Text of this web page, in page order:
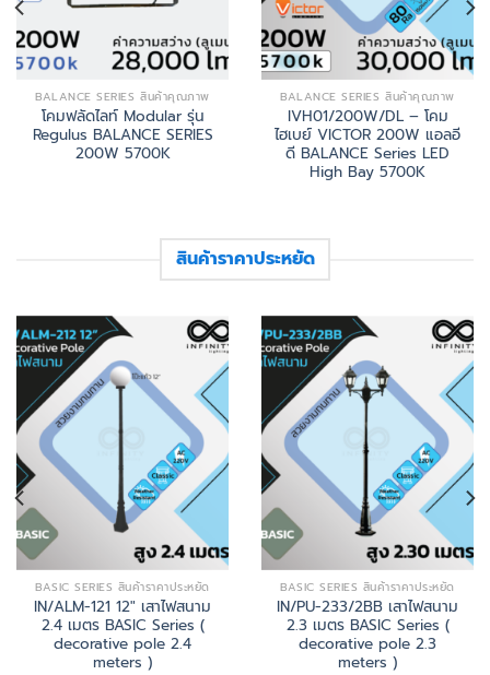
BALANCE SERIES สินค้าคุณภาพ
โคมฟลัดไลท์ Modular รุ่น
Regulus BALANCE SERIES
200W 5700K
BALANCE SERIES สินค้าคุณภาพ
IVH01/200W/DL – โคม
ไฮเบย์ VICTOR 200W แอลอี
ดี BALANCE Series LED
High Bay 5700K
สินค้าราคาประหยัด
BASIC SERIES สินค้าราคาประหยัด
IN/ALM-121 12″ เสาไฟสนาม
2.4 เมตร BASIC Series (
decorative pole 2.4
meters )
BASIC SERIES สินค้าราคาประหยัด
IN/PU-233/2BB เสาไฟสนาม
2.3 เมตร BASIC Series (
decorative pole 2.3
meters )